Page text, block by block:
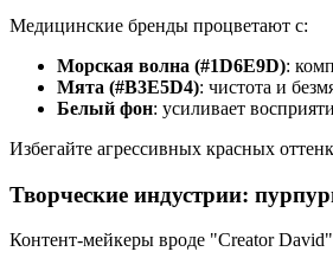
Медицинские бренды процветают с:
Морская волна (#1D6E9D):
Мята (#B3E5D4): чистота и
Белый фон: усиливает
Избегайте агрессивных красных
Творческие индустрии:
Контент-мейкеры вроде "Creator